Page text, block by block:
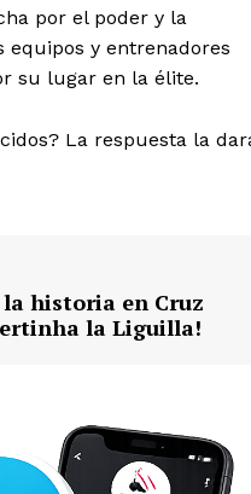
Roo
Morelos
por el poder y la
equipos y entrenadores
su lugar en la élite.
La respuesta la
historia en Cruz
la Liguilla!